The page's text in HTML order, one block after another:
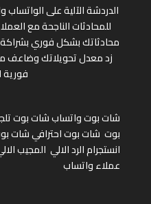
الدردشة الآلية على
للمحادثات الناجحة مع
محادثاتك بشكل فوري بشراكة
زد معدل تحويلاتك وضاعف
فورية
شات بوت واتسابشات بوت
بوت شات بوت احترافيشات
انستجرامالرد الالي المجيب
عملاء واتساب